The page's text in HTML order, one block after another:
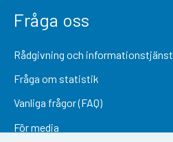
Fråga oss
Rådgivning och informationstjänst
Fråga om statistik
Vanliga frågor (FAQ)
För media